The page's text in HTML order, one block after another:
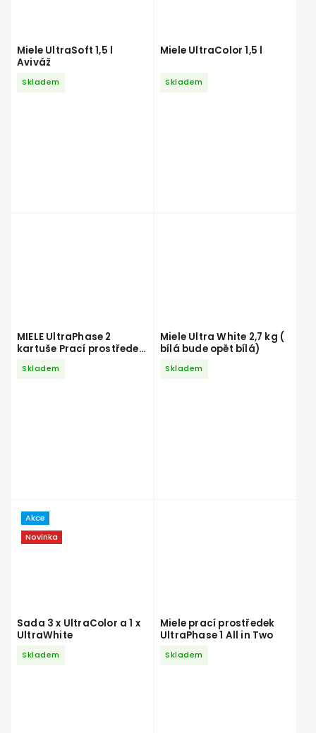
Miele UltraSoft 1,5 l
Aviváž
Skladem
Miele UltraColor 1,5 l
Skladem
MIELE UltraPhase 2
kartuše Prací prostředek
Skladem
Miele Ultra White 2,7 kg (
bílá bude opět bílá)
Skladem
Akce
Novinka
Sada 3 x UltraColor a 1 x
UltraWhite
Skladem
Miele prací prostředek
UltraPhase 1 All in Two
Skladem